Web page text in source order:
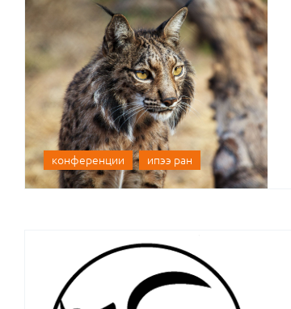
конференции ипээ ран